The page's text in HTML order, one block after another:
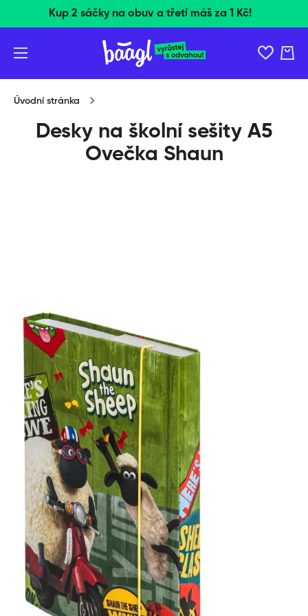
Přeskočit na obsah
Kup 2 sáčky na obuv a třetí máš za 1 Kč!
Košík
Úvodní stránka
Desky na školní sešity A5
Ovečka Shaun